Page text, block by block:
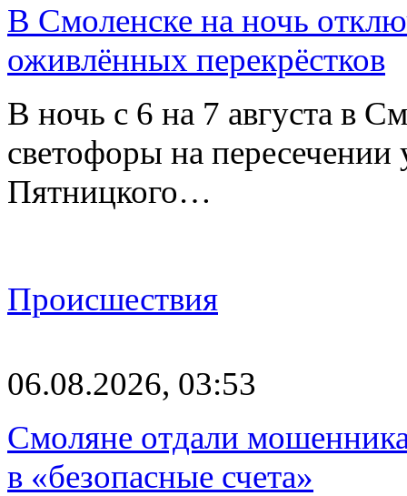
В Смоленске на ночь
оживлённых перекрёстков
В ночь с 6 на 7 августа в
светофоры на
Пятницкого…
Происшествия
06.08.2026, 03:53
Смоляне отдали
в «безопасные счета»